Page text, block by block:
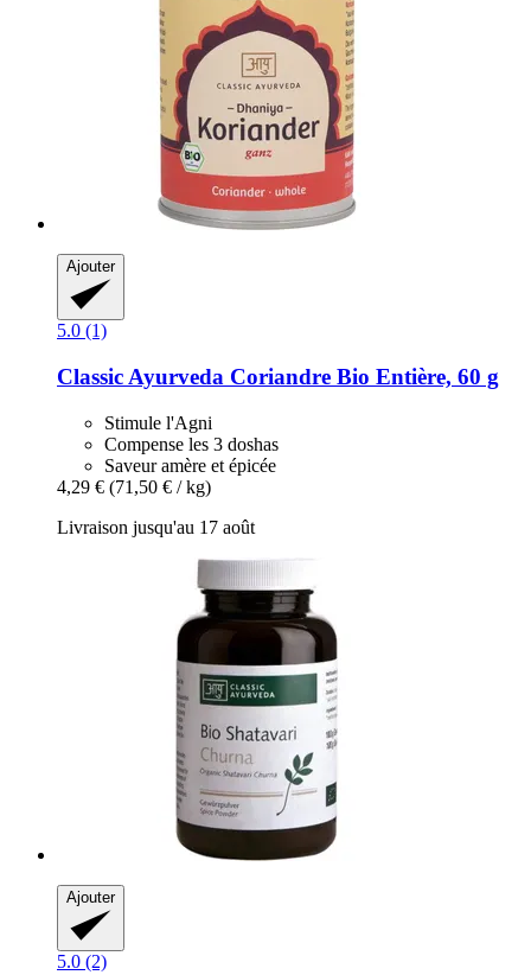
Ajouter
5.0 (1)
Classic Ayurveda Coriandre Bio Entière, 60 g
Stimule l'Agni
Compense les 3 doshas
Saveur amère et épicée
4,29 € (71,50 € / kg)
Livraison jusqu'au 17 août
Ajouter
5.0 (2)